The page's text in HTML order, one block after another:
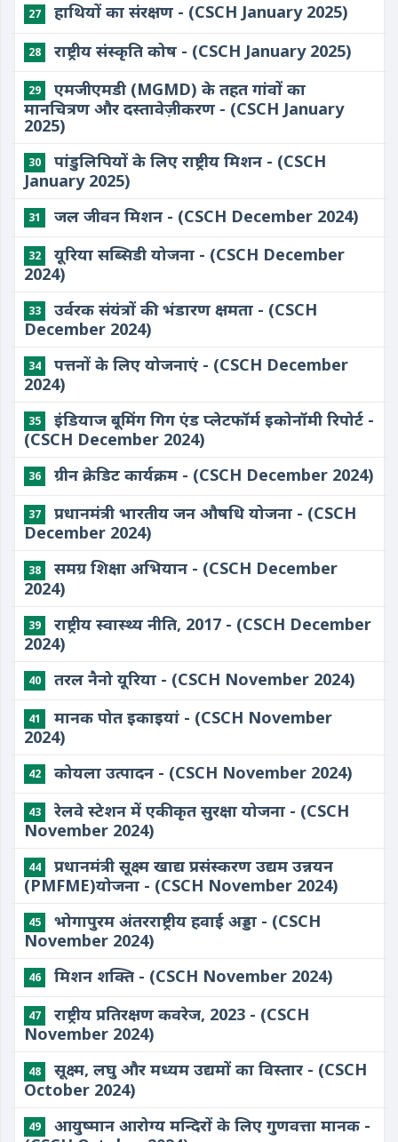
27 हाथियों का संरक्षण - (CSCH January 2025)
28 राष्ट्रीय संस्कृति कोष - (CSCH January 2025)
29
एमजीएमडी (MGMD) के तहत गांवों का
मानचित्रण और दस्तावेज़ीकरण - (CSCH January
2025)
30
​पांडुलिपियों के लिए राष्ट्रीय मिशन - (CSCH
January 2025)
31 जल जीवन मिशन - (CSCH December 2024)
32
यूरिया सब्सिडी योजना - (CSCH December
2024)
33
उर्वरक संयंत्रों की भंडारण क्षमता - (CSCH
December 2024)
34
पत्तनों के लिए योजनाएं - (CSCH December
2024)
35
इंडियाज बूमिंग गिग एंड प्लेटफॉर्म इकोनॉमी रिपोर्ट -
(CSCH December 2024)
36 ग्रीन क्रेडिट कार्यक्रम - (CSCH December 2024)
37
प्रधानमंत्री भारतीय जन औषधि योजना - (CSCH
December 2024)
38
समग्र शिक्षा अभियान - (CSCH December
2024)
39
राष्ट्रीय स्वास्थ्य नीति, 2017 - (CSCH December
2024)
40 तरल नैनो यूरिया - (CSCH November 2024)
41
मानक पोत इकाइयां - (CSCH November
2024)
42 कोयला उत्पादन - (CSCH November 2024)
43
रेलवे स्टेशन में एकीकृत सुरक्षा योजना - (CSCH
November 2024)
44
प्रधानमंत्री सूक्ष्म खाद्य प्रसंस्करण उद्यम उन्नयन
(PMFME)योजना - (CSCH November 2024)
45
भोगापुरम अंतरराष्ट्रीय हवाई अड्डा - (CSCH
November 2024)
46 मिशन शक्ति - (CSCH November 2024)
47
राष्ट्रीय प्रतिरक्षण कवरेज, 2023 - (CSCH
November 2024)
48
सूक्ष्म, लघु और मध्यम उद्यमों का विस्तार - (CSCH
October 2024)
49
आयुष्मान आरोग्य मन्दिरों के लिए गुणवत्ता मानक -